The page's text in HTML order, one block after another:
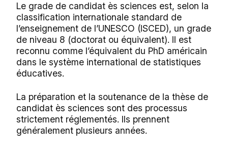
Le grade de candidat ès sciences est, selon la
classification internationale standard de
l’enseignement de l’UNESCO (ISCED), un grade
de niveau 8 (doctorat ou équivalent). Il est
reconnu comme l’équivalent du PhD américain
dans le système international de statistiques
éducatives.
La préparation et la soutenance de la thèse de
candidat ès sciences sont des processus
strictement réglementés. Ils prennent
généralement plusieurs années.